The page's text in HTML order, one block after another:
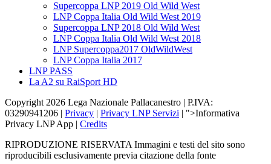
Supercoppa LNP 2019 Old Wild West
LNP Coppa Italia Old Wild West 2019
Supercoppa LNP 2018 Old Wild West
LNP Coppa Italia Old Wild West 2018
LNP Supercoppa2017 OldWildWest
LNP Coppa Italia 2017
LNP PASS
La A2 su RaiSport HD
Copyright 2026 Lega Nazionale Pallacanestro | P.IVA:
03290941206 | Privacy Privacy LNP Servizi | ">Informativa
Privacy LNP App | Credits
RIPRODUZIONE RISERVATA Immagini e testi del sito sono
riproducibili esclusivamente previa citazione della fonte